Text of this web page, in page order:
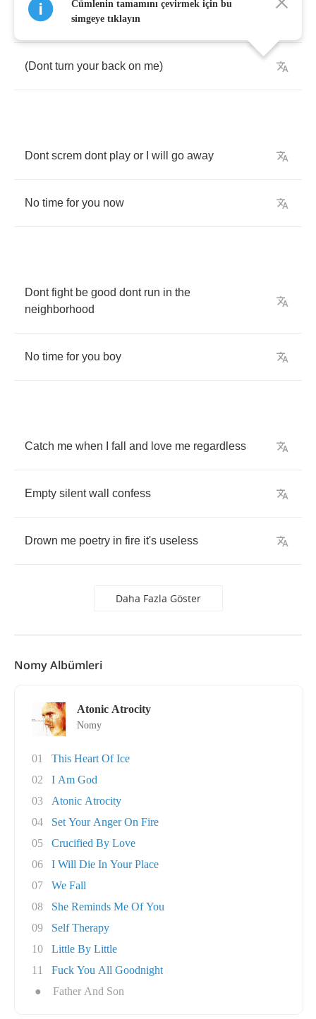
Dont turn your back on
(Dont turn your back on me)
Dont screm dont play or will go away
No time for you now
Dont fight be good dont run in the
neighborhood
No time for you boy
Catch me when fall and love me regardless
Empty silent wall confess
Drown me poetry in fire it's useless
Daha Fazla Göster
Cümlenin tamamını çevirmek için bu
simgeye tıklayın
Nomy Albümleri
Atonic Atrocity
Nomy
01
This Heart Of Ice
02
I Am God
03
Atonic Atrocity
04
Set Your Anger On Fire
05
Crucified By Love
06
I Will Die In Your Place
07
We Fall
08
She Reminds Me Of You
09
Self Therapy
10
Little By Little
11
Fuck You All Goodnight
●
Father And Son